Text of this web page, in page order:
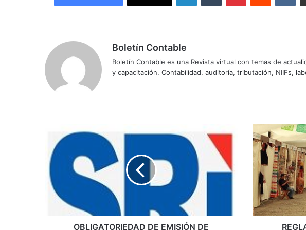
Boletín Contable
Boletín Contable es una Revista virtual con temas de
y capacitación. Contabilidad, auditoría, tributación, NIIFs,
OBLIGATORIEDAD DE EMISIÓN DE
E
L
M
N
T